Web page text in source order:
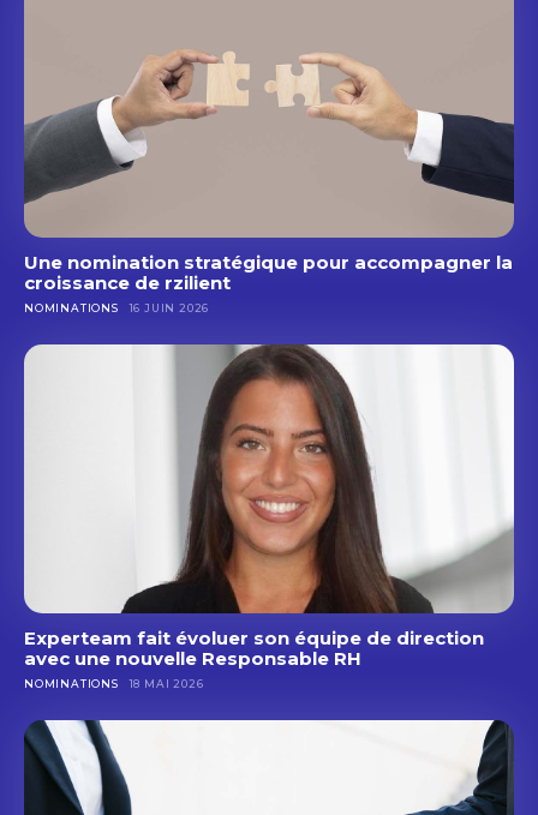
Votre message (facultatif)
Votre message (facultatif)
Une nomination stratégique pour accompagner la
croissance de rzilient
NOMINATIONS 16 JUIN 2026
Experteam fait évoluer son équipe de direction
avec une nouvelle Responsable RH
NOMINATIONS 18 MAI 2026